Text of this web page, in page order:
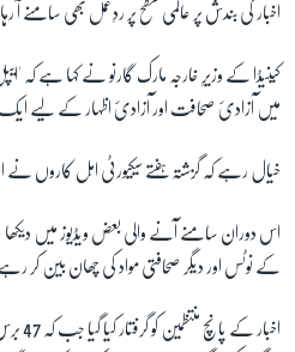
اخبار کی بندش پر عالمی سطح پر ردِعمل بھی سامنے آ
کینیڈا کے وزیرِ خارجہ مارک گارنو نے کہا ہے کہ
میں آزادیٔ صحافت اور آزادیٔ اظہار کے لیے ایک
خیال رہے کہ گزشتہ ہفتے سیکیورٹی اہل کاروں نے
اس دوران سامنے آنے والی بعض ویڈیوز میں دیکھا
کے نوٹس اور دیگر صحافتی مواد کی چھان بین کر